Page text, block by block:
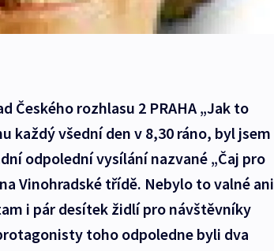
Českého rozhlasu 2 PRAHA „Jak to
každý všední den v 8,30 ráno, byl jsem
odpolední vysílání nazvané „Čaj pro
Vinohradské třídě. Nebylo to valné ani
i pár desítek židlí pro návštěvníky
toho odpoledne byli dva